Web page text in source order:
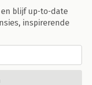
blijf up-to-date
inspirerende